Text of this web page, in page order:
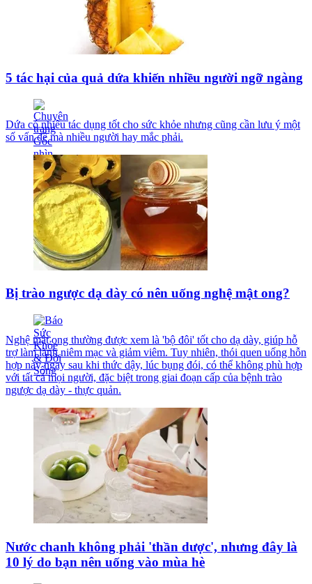
5 tác hại của quả dứa khiến nhiều người ngỡ ngàng
Dứa có nhiều tác dụng tốt cho sức khỏe nhưng cũng cần lưu ý một
số vấn đề mà nhiều người hay mắc phải.
Bị trào ngược dạ dày có nên uống nghệ mật ong?
Nghệ mật ong thường được xem là 'bộ đôi' tốt cho dạ dày, giúp hỗ
trợ làm lành niêm mạc và giảm viêm. Tuy nhiên, thói quen uống hỗn
hợp này ngay sau khi thức dậy, lúc bụng đói, có thể không phù hợp
với tất cả mọi người, đặc biệt trong giai đoạn cấp của bệnh trào
ngược dạ dày - thực quản.
Nước chanh không phải 'thần dược', nhưng đây là
10 lý do bạn nên uống vào mùa hè